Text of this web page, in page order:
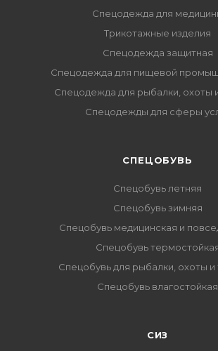
Спецодежда для
Трикотажные изделия
Спецодежда защитная
Спецодежда для пищевой
Спецодежда для рыбалки, охоты
Спецодежды для сферы
CПЕЦОБУВЬ
Спецобувь летняя
Спецобувь зимняя
Спецобувь медицинская и
Спецобувь
Спецобувь для рыбалки, охоты и
Спецобувь влагостойкая
СИЗ